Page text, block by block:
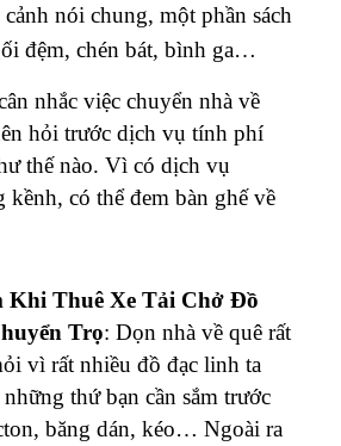
nói chung, một phần sách
đệm, chén bát, bình ga…
nhắc việc chuyển nhà về
hỏi trước dịch vụ tính phí
thế nào. Vì có dịch vụ
có thể đem bàn ghế về
Thuê Xe Tải Chở Đồ
Trọ: Dọn nhà về quê rất
vì rất nhiều đồ đạc linh ta
thứ bạn cần sắm trước
băng dán, kéo… Ngoài ra